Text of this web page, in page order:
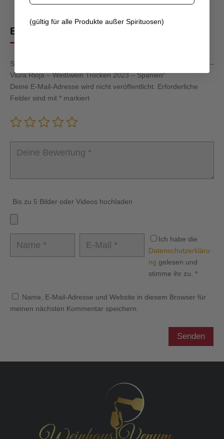
BEWERTUNGEN
Schreibe die erste Rezension für „Marqués de Cáceres Blanco –
Viura Rioja – Weißwein Trocken 2023 – Spanien“
Deine E-Mail-Adresse wird nicht veröffentlicht. Erforderliche
Felder sind mit *markiert
Bis zu 5 Bilder oder Videos hochladen
Ich habe die
Datenschutzerkläru
ng gelesen und
stimme ihr zu.
*
Name, E-Mail-Adresse und Website in diesem Browser für
meinen nächsten Kommentar speichern.
Senden
(gültig für alle Produkte außer Spirituosen)